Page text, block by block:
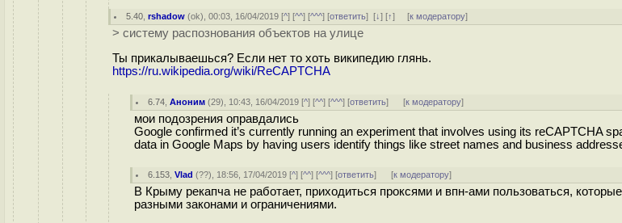
5.40 ,rshadow (ok), 00:03, 16/04/2019 [^] [^^] [^^^] [ответить][↓] [↑] [к модератору]
> систему распознования объектов на улице
Ты прикалываешься? Если нет то хоть википедию глянь.
https://ru.wikipedia.org/wiki/ReCAPTCHA
6.74 ,Аноним (29), 10:43, 16/04/2019 [^] [^^] [^^^] [ответить] [к модератору]
мои подозрения оправдались
Google confirmed it’s currently running an experiment that involves using its reCAPTCHA
data in Google Maps by having users identify things like street names and business
6.153 ,Vlad (??), 18:56, 17/04/2019 [^] [^^] [^^^] [ответить] [к модератору]
В Крыму рекапча не работает, приходиться проксями и впн-ами пользоваться,
разными законами и ограничениями.